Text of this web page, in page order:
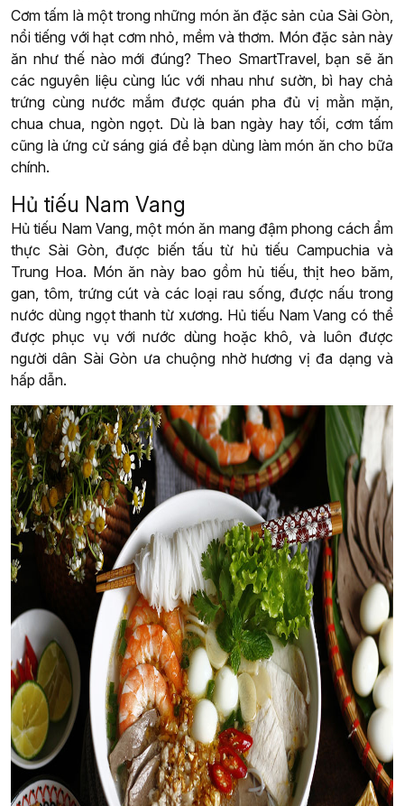
Cơm tấm là một trong những món ăn đặc sản của Sài Gòn,
nổi tiếng với hạt cơm nhỏ, mềm và thơm. Món đặc sản này
ăn như thế nào mới đúng? Theo SmartTravel, bạn sẽ ăn
các nguyên liệu cùng lúc với nhau như sườn, bì hay chả
trứng cùng nước mắm được quán pha đủ vị mằn mặn,
chua chua, ngòn ngọt. Dù là ban ngày hay tối, cơm tấm
cũng là ứng cử sáng giá để bạn dùng làm món ăn cho bữa
chính.
Hủ tiếu Nam Vang
Hủ tiếu Nam Vang, một món ăn mang đậm phong cách ẩm
thực Sài Gòn, được biến tấu từ hủ tiếu Campuchia và
Trung Hoa. Món ăn này bao gồm hủ tiếu, thịt heo băm,
gan, tôm, trứng cút và các loại rau sống, được nấu trong
nước dùng ngọt thanh từ xương. Hủ tiếu Nam Vang có thể
được phục vụ với nước dùng hoặc khô, và luôn được
người dân Sài Gòn ưa chuộng nhờ hương vị đa dạng và
hấp dẫn.